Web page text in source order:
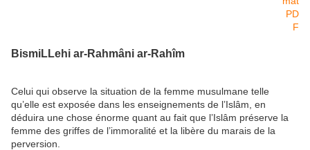
BismiLLehi ar-Rahmâni ar-Rahîm
Celui qui observe la situation de la femme musulmane telle
qu’elle est exposée dans les enseignements de l’Islâm, en
déduira une chose énorme quant au fait que l’Islâm préserve la
femme des griffes de l’immoralité et la libère du marais de la
perversion.